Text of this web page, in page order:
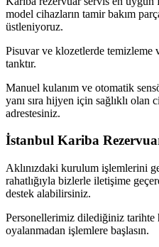
model cihazların tamir bakım
üstleniyoruz.
Pisuvar ve klozetlerde temizleme
tanktır.
Manuel kulanım ve otomatik
yanı sıra hijyen için sağlıklı olan
adrestesiniz.
İstanbul Kariba
Aklınızdaki kurulum işlemlerini
rahatlığıyla bizlerle iletişime
destek alabilirsiniz.
Personellerimiz dilediğiniz
oyalanmadan işlemlere başlasın.